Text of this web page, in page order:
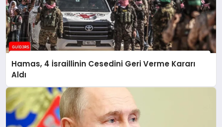
Hamas, 4 İsraillinin Cesedini Geri Verme Kararı
Aldı